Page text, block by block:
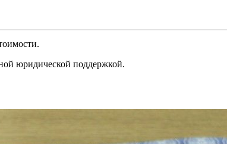
юридической поддержкой.